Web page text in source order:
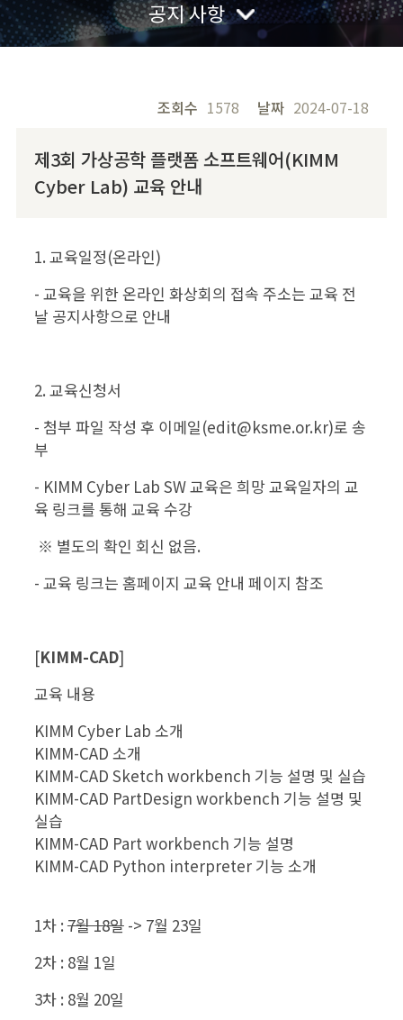
공지 사항
날짜 2024-07-18
조회수 1578
제3회 가상공학 플랫폼 소프트웨어(KIMM
Cyber Lab) 교육 안내
1. 교육일정(온라인)
- 교육을 위한 온라인 화상회의 접속 주소는 교육 전
날 공지사항으로 안내
2. 교육신청서
- 첨부 파일 작성 후 이메일(edit@ksme.or.kr)로 송
부
- KIMM Cyber Lab SW 교육은 희망 교육일자의 교
육 링크를 통해 교육 수강
※ 별도의 확인 회신 없음.
- 교육 링크는 홈페이지 교육 안내 페이지 참조
[KIMM-CAD]
교육 내용
KIMM Cyber Lab 소개
KIMM-CAD 소개
KIMM-CAD Sketch workbench 기능 설명 및 실습
KIMM-CAD PartDesign workbench 기능 설명 및
실습
KIMM-CAD Part workbench 기능 설명
KIMM-CAD Python interpreter 기능 소개
1차 : 7월 18일-> 7월 23일
2차 : 8월 1일
3차 : 8월 20일